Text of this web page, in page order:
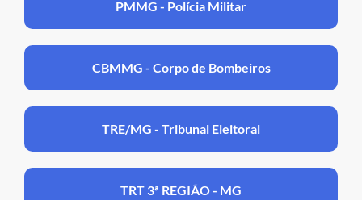
PMMG - Polícia Militar
CBMMG - Corpo de Bombeiros
TRE/MG - Tribunal Eleitoral
TRT 3ª REGIÃO - MG